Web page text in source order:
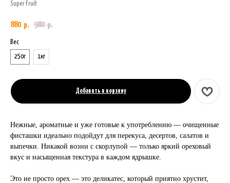
Super Fruit
880 р. 980 р.
Вес
250г 1кг
Добавить в корзину
Нежные, ароматные и уже готовые к употреблению — очищенные
фисташки идеально подойдут для перекуса, десертов, салатов и
выпечки. Никакой возни с скорлупой — только яркий ореховый
вкус и насыщенная текстура в каждом ядрышке.
Это не просто орех — это деликатес, который приятно хрустит,